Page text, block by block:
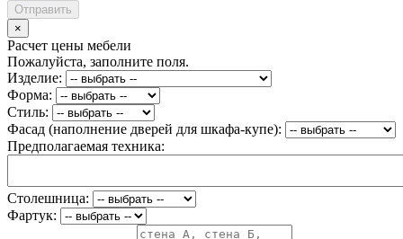
Отправить
×
Расчет цены мебели
Пожалуйста, заполните поля.
Изделие:
Форма:
Стиль:
Фасад (наполнение дверей для шкафа-купе):
Предполагаемая техника:
Столешница:
Фартук: